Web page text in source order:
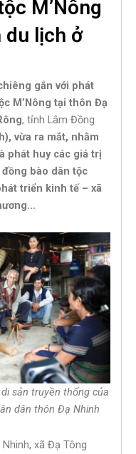
M’Nông
du lịch ở
gắn với phát
M’Nông tại thôn Đạ
, tỉnh Lâm Đồng
vừa ra mắt, nhằm
phát huy các giá trị
bào dân tộc
triển kinh tế – xã
sản truyền thống của
dân thôn Đạ Nhinh
xã Đạ Tông